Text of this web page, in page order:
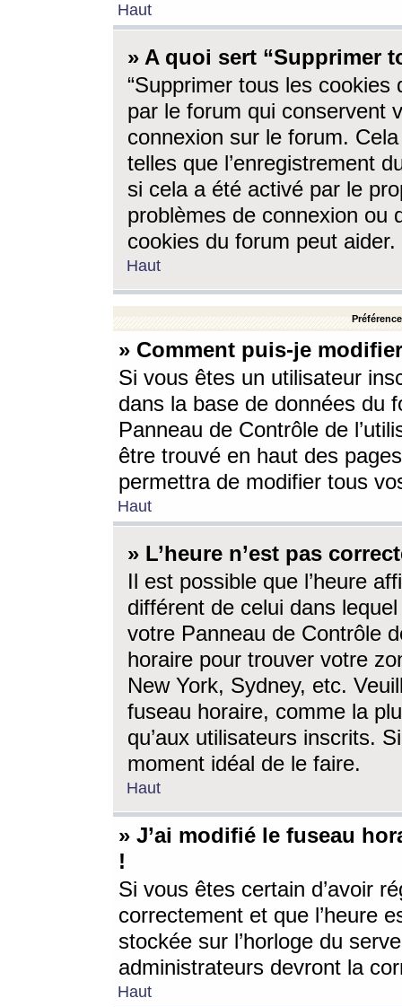
Haut
» A quoi sert “Supprimer
“Supprimer tous les cookies
par le forum qui conservent
connexion sur le forum.
telles que l’enregistrement
si cela a été activé par le
problèmes de connexion ou
cookies du forum peut aider.
Haut
» Comment puis-je
Si vous êtes un utilisateur
dans la base de données du
Panneau de Contrôle de
être trouvé en haut des
permettra de modifier tous
Haut
» L’heure n’est pas
Il est possible que l’heure
différent de celui dans
votre Panneau de Contrôle
horaire pour trouver votre
New York, Sydney, etc.
fuseau horaire, comme la
qu’aux utilisateurs inscrits.
moment idéal de le faire.
Haut
» J’ai modifié le fuseau
!
Si vous êtes certain d’avoir
correctement et que l’heure
stockée sur l’horloge du
administrateurs devront la
Haut